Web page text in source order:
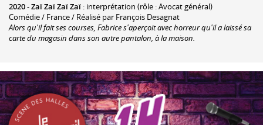
2020-Zaï Zaï Zaï Zaï : interprétation (rôle : Avocat général)
Comédie / France / Réalisé par François Desagnat
Alors qu'il fait ses courses, Fabrice s'aperçoit avec horreur qu'il a laissé sa
carte du magasin dans son autre pantalon, à la maison.